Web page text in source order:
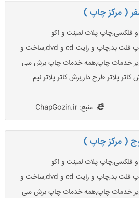
( مرکز چاپ )
فلکسی,چاپ پلات لمینت و اکو
سالونت,چاپ دیجیتال,چاپ فلت بد,چاپ و رایت cd و dvd,ساخت و
خدمات چاپ,همه خدمات چاپ برش سی
پلاتر طرح دار,برش کاتر پلاتر نیم
منبع: ChapGozin.ir
( مرکز چاپ )
فلکسی,چاپ پلات لمینت و اکو
سالونت,چاپ دیجیتال,چاپ فلت بد,چاپ و رایت cd و dvd,ساخت و
خدمات چاپ,همه خدمات چاپ برش سی